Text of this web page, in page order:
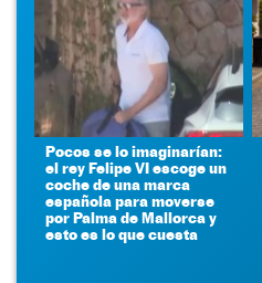
Pocos se lo imaginarían:
el rey Felipe VI escoge un
coche de una marca
española para moverse
por Palma de Mallorca y
esto es lo que cuesta